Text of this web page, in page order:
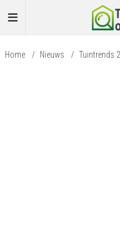
Home / Nieuws / Tuintrends